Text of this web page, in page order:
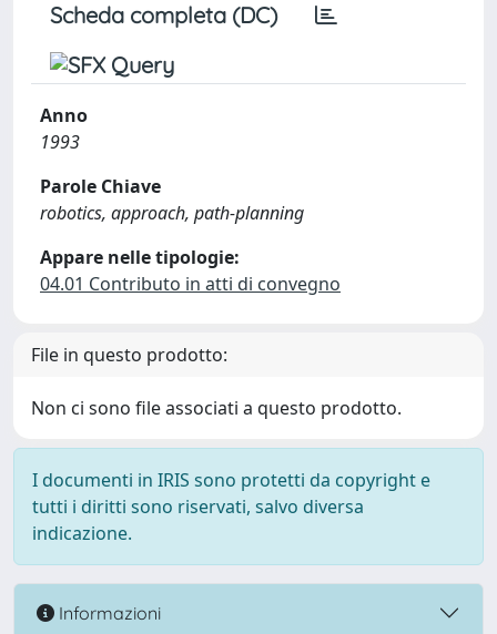
Scheda completa (DC)
Anno
1993
Parole Chiave
robotics, approach, path-planning
Appare nelle tipologie:
04.01 Contributo in atti di convegno
File in questo prodotto:
Non ci sono file associati a questo prodotto.
I documenti in IRIS sono protetti da copyright e
tutti i diritti sono riservati, salvo diversa
indicazione.
Informazioni